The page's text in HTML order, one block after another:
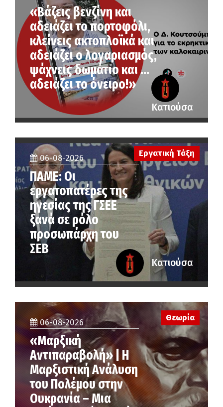
«Βάζεις βενζίνη και
αδειάζει το πορτοφόλι,
κλείνεις ακτοπλοϊκά και
αδειάζει ο λογαριασμός,
ψάχνεις δωμάτιο και …
αδειάζει το όνειρο!»
Κατιούσα
06-08-2026
ΠΑΜΕ: Οι
εργατοπατέρες της
ηγεσίας της ΓΣΕΕ
ξανά σε ρόλο
προσωπάρχη του
ΣΕΒ
Εργατική Τάξη
Κατιούσα
06-08-2026
«Μαρξική
Αντιπαραβολή» | Η
Μαρξιστική Ανάλυση
του Πολέμου στην
Ουκρανία – Μια
Θεωρία